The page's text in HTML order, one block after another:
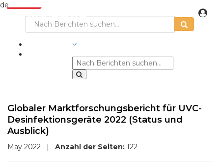
de
Globaler Marktforschungsbericht für UVC-
Desinfektionsgeräte 2022 (Status und
Ausblick)
May 2022 | Anzahl der Seiten: 122